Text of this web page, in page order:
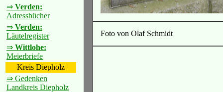
⇒ Verden:
Adressbücher
⇒ Verden:
Läutelregister
⇒ Wittlohe:
Meierbriefe
Kreis Diepholz
⇒ Gedenken
Landkreis Diepholz
Foto von Olaf Schmidt